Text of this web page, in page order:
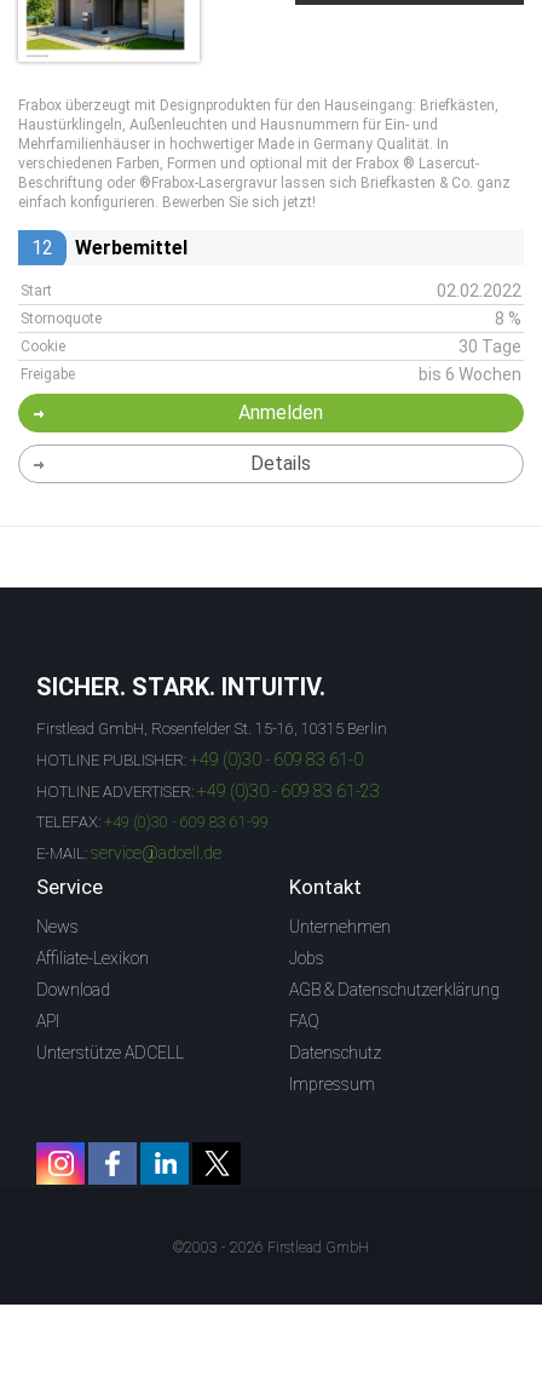
Frabox überzeugt mit Designprodukten für den Hauseingang: Briefkästen,
Haustürklingeln, Außenleuchten und Hausnummern für Ein- und
Mehrfamilienhäuser in hochwertiger Made in Germany Qualität. In
verschiedenen Farben, Formen und optional mit der Frabox ® Lasercut-
Beschriftung oder ®Frabox-Lasergravur lassen sich Briefkasten & Co. ganz
einfach konfigurieren. Bewerben Sie sich jetzt!
12 Werbemittel
Start 02.02.2022
Stornoquote 8 %
Cookie 30 Tage
Freigabe bis 6 Wochen
Anmelden
Details
SICHER. STARK. INTUITIV.
Firstlead GmbH, Rosenfelder St. 15-16, 10315 Berlin
HOTLINE PUBLISHER: +49 (0)30 - 609 83 61-0
HOTLINE ADVERTISER: +49 (0)30 - 609 83 61-23
TELEFAX: +49 (0)30 - 609 83 61-99
E-MAIL: service@adcell.de
Service
News
Affiliate-Lexikon
Download
API
Unterstütze ADCELL
Kontakt
Unternehmen
Jobs
AGB & Datenschutzerklärung
FAQ
Datenschutz
Impressum
©2003 - 2026 Firstlead GmbH